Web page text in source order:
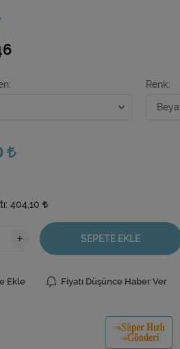
Renk
404,10
+ SEPETE EKLE
Ekle Fiyatı Düşünce Haber Ver